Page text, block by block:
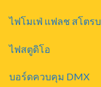
ไฟโมเฟ่ แฟลช สโตรบ
ไฟสตูดิโอ
บอร์ดควบคุม DMX